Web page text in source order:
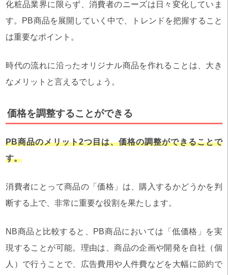
化粧品業界に限らず、消費者のニーズは日々変化していま
す。PB商品を展開していく中で、トレンドを把握すること
は重要なポイント。
時代の流れに沿ったオリジナル商品を作れることは、大き
なメリットと言えるでしょう。
価格を調整することができる
PB商品のメリット2つ目は、価格の調整ができることで
す。
消費者にとって商品の「価格」は、購入するかどうかを判
断する上で、非常に重要な役割を果たします。
NB商品と比較すると、PB商品においては「低価格」を実
現することが可能。理由は、商品の企画や開発を自社（個
人）で行うことで、広告費用や人件費などを大幅に節約で